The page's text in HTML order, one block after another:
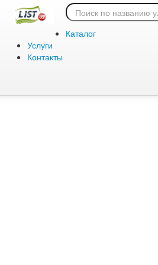
Каталог
Услуги
Контакты
Ошибка